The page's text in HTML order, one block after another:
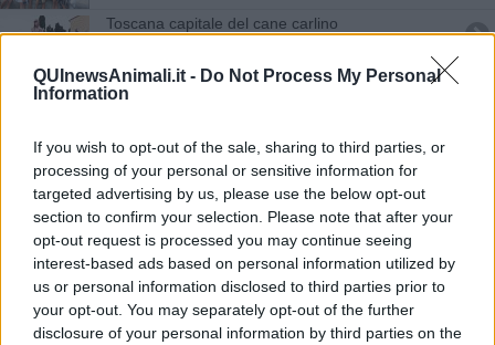
QUInewsAnimali.it - Do Not Process My Personal
Information
If you wish to opt-out of the sale, sharing to third parties, or
processing of your personal or sensitive information for
targeted advertising by us, please use the below opt-out
section to confirm your selection. Please note that after your
opt-out request is processed you may continue seeing
interest-based ads based on personal information utilized by
us or personal information disclosed to third parties prior to
your opt-out. You may separately opt-out of the further
disclosure of your personal information by third parties on the
Toscana capitale del cane carlino
"Cento code" in festa nel nuovo canile
Lancia i cani dalla finestra
Il 'No agli abbandoni' si mette in piazza
Arriva la carica di bulli a quattro zampe
Dal dentista mano nella zampa e passa la paura